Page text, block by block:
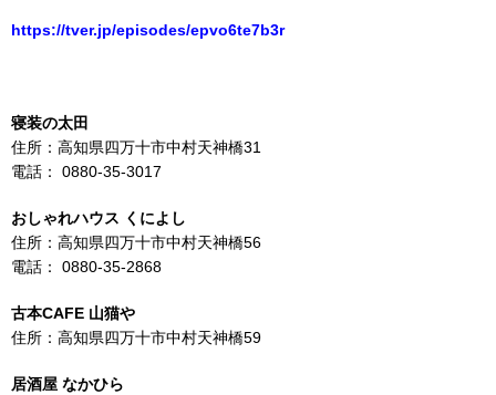
https://tver.jp/episodes/epvo6te7b3r
寝装の太田
住所：高知県四万十市中村天神橋31
電話： 0880-35-3017
おしゃれハウス くによし
住所：高知県四万十市中村天神橋56
電話： 0880-35-2868
古本CAFE 山猫や
住所：高知県四万十市中村天神橋59
居酒屋 なかひら